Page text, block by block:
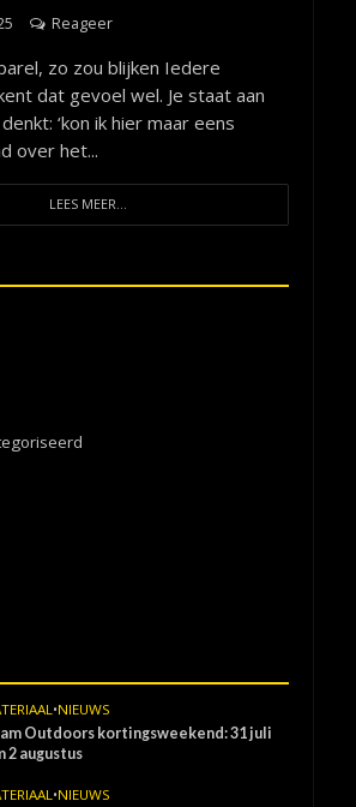
Reageer
zo zou blijken Iedere
dat gevoel wel. Je staat aan
‘kon ik hier maar eens
over het...
LEES MEER...
•NIEUWS
Outdoors kortingsweekend: 31 juli
2 augustus
•NIEUWS